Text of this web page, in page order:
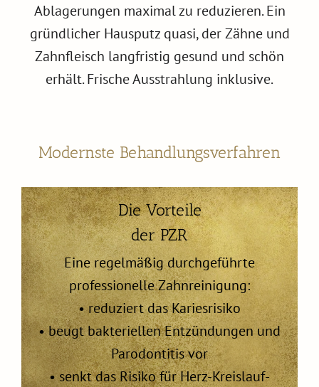
Ablagerungen maximal zu reduzieren. Ein
gründlicher Hausputz quasi, der Zähne und
Zahnfleisch langfristig gesund und schön
erhält. Frische Ausstrahlung inklusive.
Modernste Behandlungsverfahren
Die Vorteile
der PZR
Eine regelmäßig durchgeführte
professionelle Zahnreinigung:
• reduziert das Kariesrisiko
• beugt bakteriellen Entzündungen und
Parodontitis vor
• senkt das Risiko für Herz-Kreislauf-